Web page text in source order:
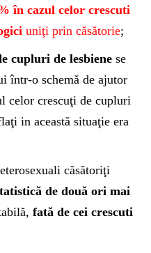
în cazul celor crescuti
uniţi prin căsătorie;
cupluri de lesbiene se
într-o schemă de ajutor
celor crescuţi de cupluri
in această situaţie era
căsătoriţi
de două ori mai
fată de cei crescuti